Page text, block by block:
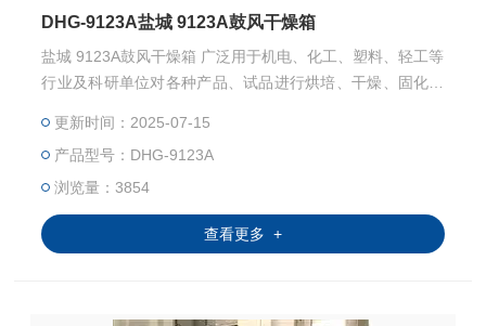
DHG-9123A盐城 9123A鼓风干燥箱
盐城 9123A鼓风干燥箱 广泛用于机电、化工、塑料、轻工等
行业及科研单位对各种产品、试品进行烘培、干燥、固化、
爆炸。
更新时间：2025-07-15
产品型号：DHG-9123A
浏览量：3854
查看更多 +